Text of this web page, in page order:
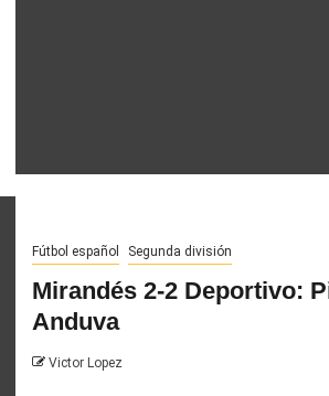
Fútbol español Segunda división
Mirandés 2-2 Deportivo:
Anduva
Victor Lopez